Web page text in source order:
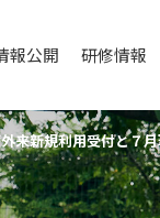
報公開 研修情報
来新規利用受付と７